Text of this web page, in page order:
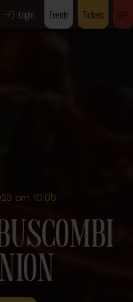
Login Events Tickets VIP
om 10:05